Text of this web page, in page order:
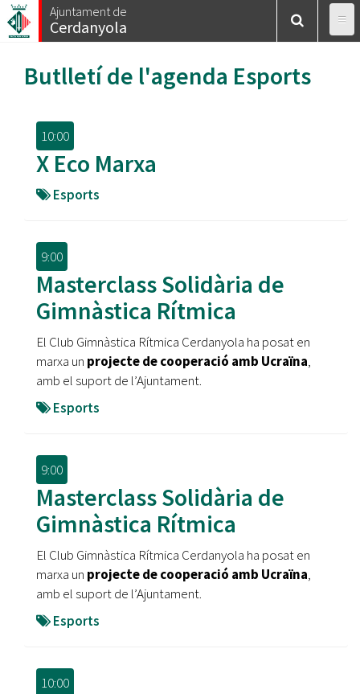
Vés
al
Ajuntament de
Cerdanyola
Butlletí de l'agenda Esports
10:00
X Eco Marxa
Esports
9:00
Masterclass Solidària de
Gimnàstica Rítmica
El Club Gimnàstica Rítmica Cerdanyola ha posat en
marxa un projecte de cooperació amb Ucraïna,
amb el suport de l’Ajuntament.
Esports
9:00
Masterclass Solidària de
Gimnàstica Rítmica
El Club Gimnàstica Rítmica Cerdanyola ha posat en
marxa un projecte de cooperació amb Ucraïna,
amb el suport de l’Ajuntament.
Esports
10:00